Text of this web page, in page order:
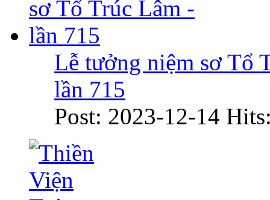
Lễ tưởng niệm sơ Tổ
lần 715
Post: 2023-12-14